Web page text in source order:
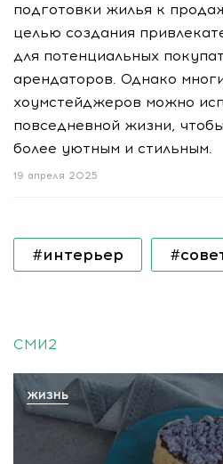
подготовки жилья к
целью создания
для потенциальных
арендаторов. Однако
хоумстейджеров можно
повседневной жизни,
более уютным и стильным.
19 апреля 2025
#интерьер
СМИ2
ЖИЗНЬ